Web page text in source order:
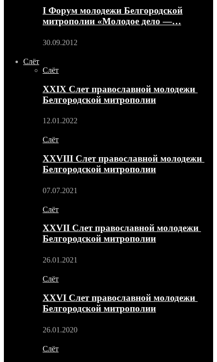
I Форум молодежи Белгородской
митрополии «Молодое дело —…
30.09.2012
Слёт
Слёт
XXIX Слет православной молодежи
Белгородской митрополии
12.01.2022
Слёт
XXVIII Слет православной молодежи
Белгородской митрополии
07.07.2021
Слёт
XXVII Слет православной молодежи
Белгородской митрополии
26.01.2021
Слёт
XXVI Слет православной молодежи
Белгородской митрополии
26.01.2020
Слёт